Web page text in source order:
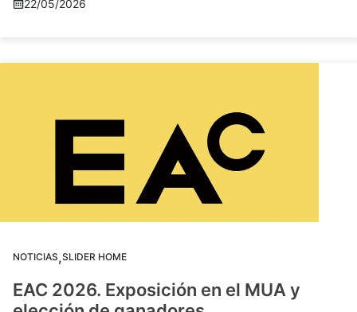
22/05/2026
NOTICIAS,SLIDER HOME
EAC 2026. Exposición en el MUA y